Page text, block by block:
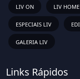
LIV ON LIV HOME
ESPECIAIS LIV
GALERIA LIV
Links Rápidos